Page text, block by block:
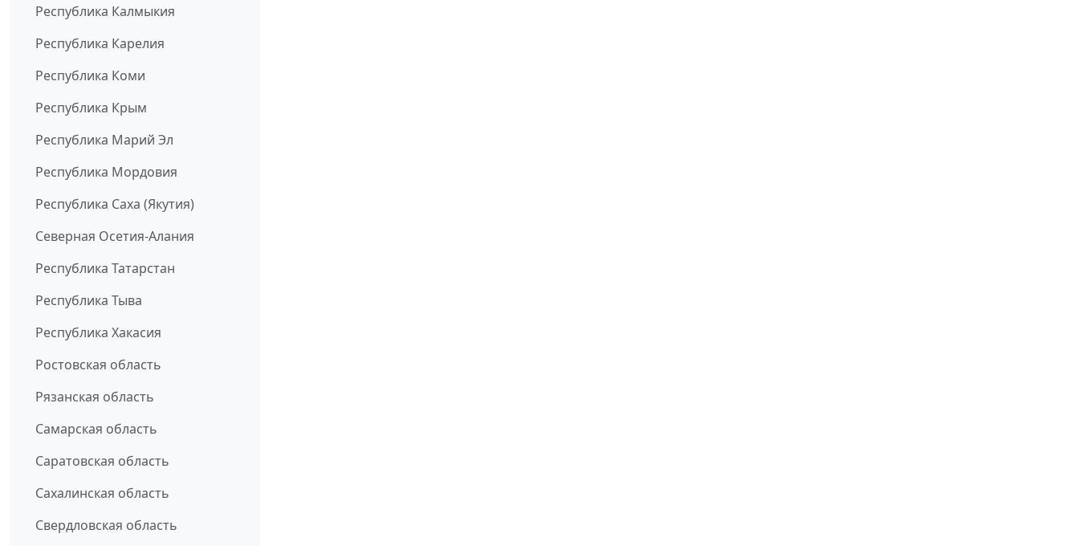
Республика Калмыкия
Республика Карелия
Республика Коми
Республика Крым
Республика Марий Эл
Республика Мордовия
Республика Саха (Якутия)
Северная Осетия-Алания
Республика Татарстан
Республика Тыва
Республика Хакасия
Ростовская область
Рязанская область
Самарская область
Саратовская область
Сахалинская область
Свердловская область